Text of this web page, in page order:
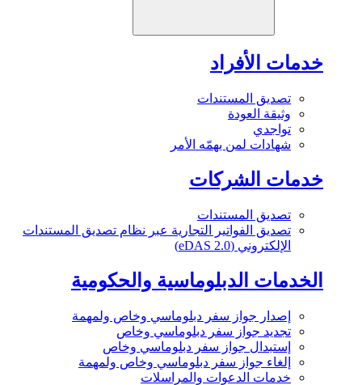
خدمات الأفراد
تصديق المستندات
وثيقة العودة
تواجدي
شهادات لمن يهمّه الأمر
خدمات الشركات
تصديق المستندات
تصديق الفواتير التجارية عبر نظام تصديق المستندات
الإلكتروني (eDAS 2.0)
الخدمات الدبلوماسية والحكومية
إصدار جواز سفر دبلوماسي وخاص ولمهمة
تجديد جواز سفر دبلوماسي وخاص
إستبدال جواز سفر دبلوماسي وخاص
إلغاء جواز سفر دبلوماسي وخاص ولمهمة
خدمات الدعوات والمراسلات